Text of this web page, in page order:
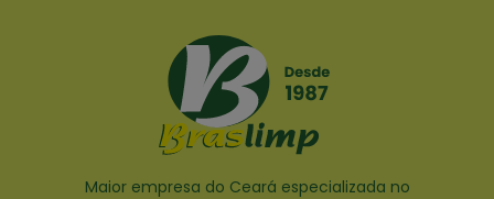
Maior empresa do Ceará especializada no